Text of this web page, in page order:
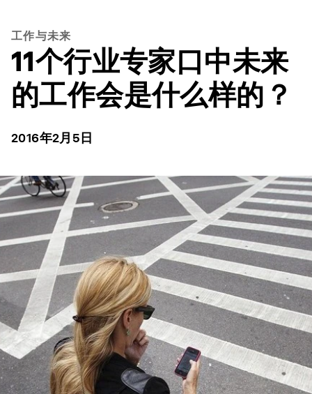
工作与未来
11个行业专家口中未来
的工作会是什么样的？
2016年2月5日